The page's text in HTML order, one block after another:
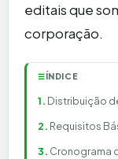
editais que
corporação.
☰ÍNDICE
Distribuição
Requisitos
Cronograma